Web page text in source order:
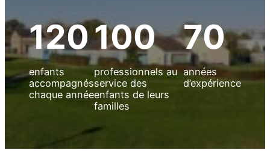
120
enfants
accompagnés
chaque année
100
professionnels au
service des
enfants de leurs
familles
70
années
d’expérience